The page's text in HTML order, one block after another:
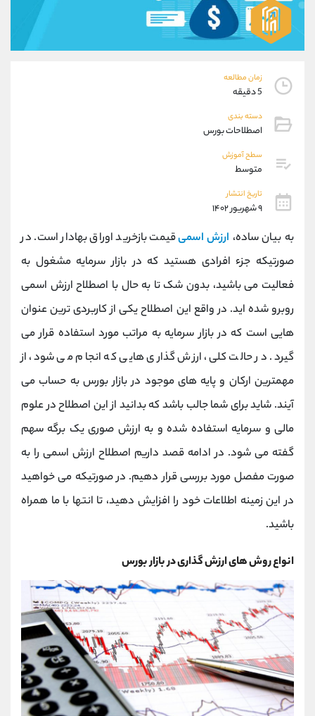
زمان مطالعه
5 دقیقه
دسته بندی
اصطلاحات بورس
سطح آموزش
متوسط
تاریخ انتشار
۹ شهریور ۱۴۰۲
به بیان ساده، ارزش اسمیقیمت بازخرید اوراق بهادار است. در
صورتیکه جزء افرادی هستید که در بازار سرمایه مشغول به
فعالیت می باشید، بدون شک تا به حال با اصطلاح ارزش اسمی
روبرو شده اید. در واقع این اصطلاح یکی از کاربردی ترین عنوان
هایی است که در بازار سرمایه به مراتب مورد استفاده قرار می
گیرد. در حالت کلی، ارزش گذاری هایی که انجام می شود، از
مهمترین ارکان و پایه های موجود در بازار بورس به حساب می
آیند. شاید برای شما جالب باشد که بدانید از این اصطلاح در علوم
مالی و سرمایه استفاده شده و به ارزش صوری یک برگه سهم
گفته می شود. در ادامه قصد داریم اصطلاح ارزش اسمی را به
صورت مفصل مورد بررسی قرار دهیم. در صورتیکه می خواهید
در این زمینه اطلاعات خود را افزایش دهید، تا انتها با ما همراه
باشید.
انواع روش های ارزش گذاری در بازار بورس
09304891085
واتساپ
تلگرام
پشتیبان فروش
موبایل
واتساپ
داخلی
اطلاعات تماس (دفتر فروش)
021-22021030
بدون پیش شماره 90001030
اینستاگرام @alireza.mehrabii
کانال تلگرام @alirezamehrabi_com